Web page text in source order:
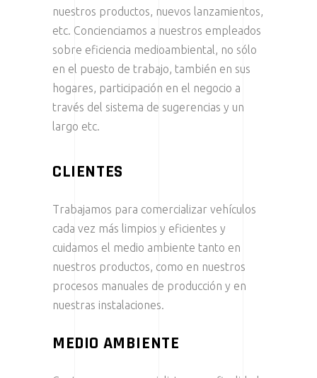
nuestros productos, nuevos lanzamientos,
etc. Concienciamos a nuestros empleados
sobre eficiencia medioambiental, no sólo
en el puesto de trabajo, también en sus
hogares, participación en el negocio a
través del sistema de sugerencias y un
largo etc.
CLIENTES
Trabajamos para comercializar vehículos
cada vez más limpios y eficientes y
cuidamos el medio ambiente tanto en
nuestros productos, como en nuestros
procesos manuales de producción y en
nuestras instalaciones.
MEDIO AMBIENTE